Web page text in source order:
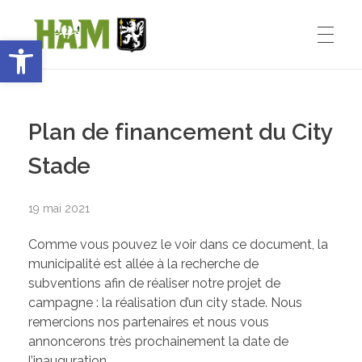
Ouvrir la barre d’outils
Ham-sous-Varsberg
VIE MUNICIPALE
Inventons le HAM de demain
Le Maire : Edmond Bettinger
Le conseil Municipal
Plan de financement du City
Stade
19 mai 2021
Comme vous pouvez le voir dans ce document, la
municipalité est allée à la recherche de
subventions afin de réaliser notre projet de
campagne : la réalisation d’un city stade. Nous
remercions nos partenaires et nous vous
annoncerons très prochainement la date de